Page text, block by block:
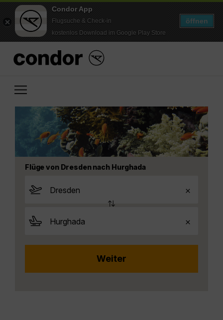
Condor App
Flugsuche & Check-in
kostenlos Download im Google Play Store
öffnen
Flüge von Dresden nach Hurghada